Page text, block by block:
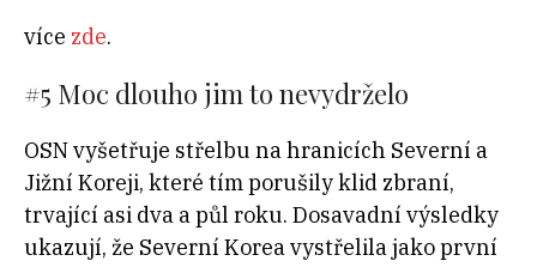
více zde.
#5 Moc dlouho jim to nevydrželo
OSN vyšetřuje střelbu na hranicích Severní a
Jižní Koreji, které tím porušily klid zbraní,
trvající asi dva a půl roku. Dosavadní výsledky
ukazují, že Severní Korea vystřelila jako první